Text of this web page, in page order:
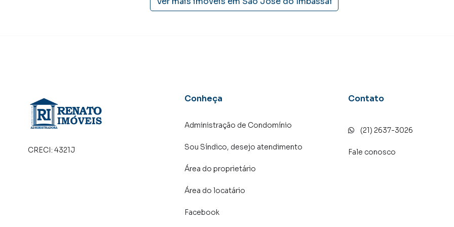
CRECI: 4321J
Conheça
Administração de Condomínio
Sou Síndico, desejo atendimento
Área do proprietário
Área do locatário
Facebook
Contato
(21) 2637-3026
Fale conosco